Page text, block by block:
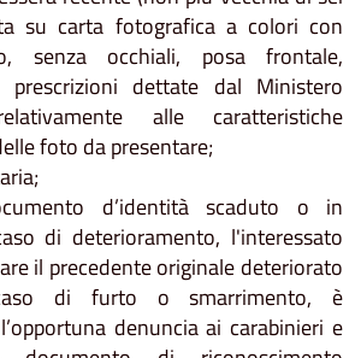
su carta fotografica a colori con
senza occhiali, posa frontale,
prescrizioni dettate dal Ministero
alle caratteristiche
foto da presentare;
d’identità scaduto o in
di deterioramento, l'interessato
il precedente originale deteriorato
di furto o smarrimento, è
denuncia ai carabinieri e